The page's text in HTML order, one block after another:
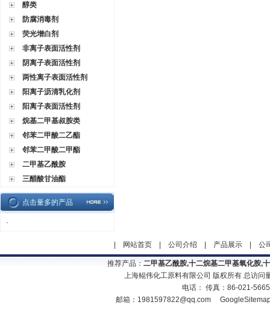
醇类
防腐消毒剂
荧光增白剂
非离子表面活性剂
阴离子表面活性剂
两性离子表面活性剂
阳离子沥清乳化剂
阳离子表面活性剂
烷基二甲基叔胺类
邻苯二甲酸二乙酯
邻苯二甲酸二甲酯
二甲基乙酰胺
三醋酸甘油酯
点击量多的产品
·
网站首页| 公司介绍 产品展示| 公
推荐产品： 二甲基乙酰胺,十二烷基二甲基氧化胺,
上海鲲伟化工原料有限公司 版权所有 总访问
电话： 传真：86-021-
邮箱： 1981597822@qq.com